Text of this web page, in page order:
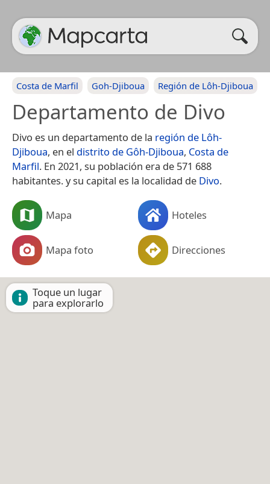
Costa de Marfil Goh-Djiboua Región de Lôh-Djiboua
Departamento de Divo
Divo es un departamento de la región de Lôh-
Djiboua, en el distrito de Gôh-Djiboua, Costa de
Marfil. En 2021, su población era de 571 688
habitantes.​ y su capital es la localidad de Divo.
Mapa Hoteles
Mapa foto Direcciones
Toque un lugar
para explorarlo